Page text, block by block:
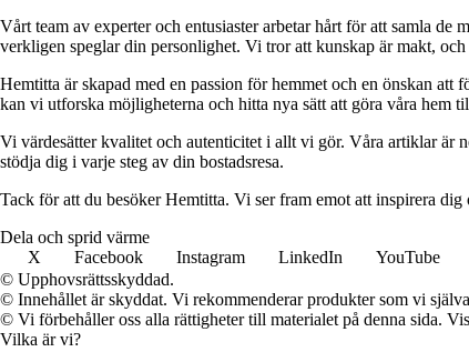
Vårt team av experter och entusiaster arbetar hårt för att samla
verkligen speglar din personlighet. Vi tror att kunskap är makt,
Hemtitta är skapad med en passion för hemmet och en önskan
kan vi utforska möjligheterna och hitta nya sätt att göra våra hem
Vi värdesätter kvalitet och autenticitet i allt vi gör. Våra artiklar är
stödja dig i varje steg av din bostadsresa.
Tack för att du besöker Hemtitta. Vi ser fram emot att inspirera
Dela och sprid värme
X
Facebook Instagram LinkedIn YouTube
© Upphovsrättsskyddad.
© Innehållet är skyddat. Vi rekommenderar produkter som vi
© Vi förbehåller oss alla rättigheter till materialet på denna sida.
Vilka är vi?